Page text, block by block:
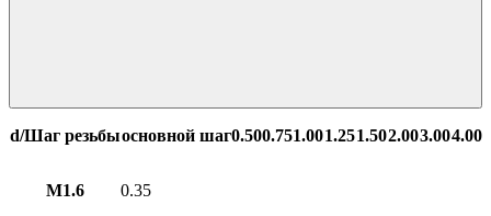
d/Шаг резьбыосновной шаг0.500.751.001.251.502.003.004.00
М1.6
0.35